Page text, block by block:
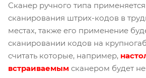
Сканер ручного типа
сканирования штрих-кодов в
местах, также его применение
сканировании кодов на
считать которые, например,
встраиваемым сканером будет